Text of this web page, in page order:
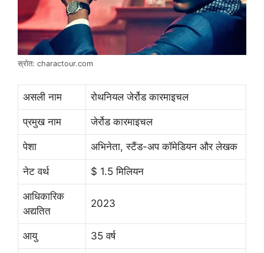
स्रोत: charactour.com
असली नाम रोथनियल जेर्रोड कारमाइचल
प्रमुख नाम जेर्रोड कारमाइचल
पेशा अभिनेता, स्टैंड-अप कॉमेडियन और लेखक
नेट वर्थ $ 1.5 मिलियन
आधिकारिक
अद्यतित
2023
आयु 35 वर्ष